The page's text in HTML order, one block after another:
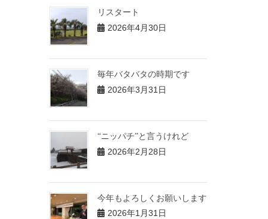
リスタート
2026年4月30日
毎年バタバタの時期です
2026年3月31日
“ニッパチ”と言うけれど
2026年2月28日
今年もよろしくお願いします
2026年1月31日